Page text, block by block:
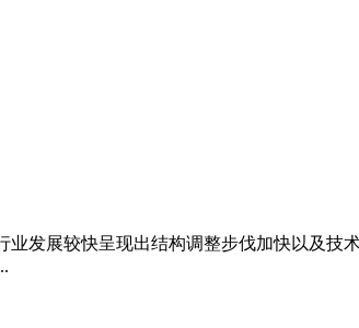
发展较快呈现出结构调整步伐加快以及